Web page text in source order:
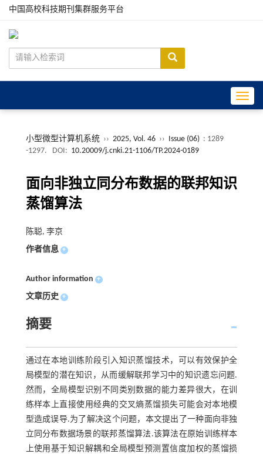
中国高校科技期刊集群服务平台
小型微型计算机系统 ›› 2025, Vol. 46 ›› Issue (06) : 1289
-1297.
DOI: 10.20009/j.cnki.21-1106/TP.2024-0189
面向非独立同分布数据的联邦知识
蒸馏算法
陈聪, 李京
作者信息 +
Author information +
文章历史 +
摘要
通过在本地训练阶段引入知识蒸馏技术，可以有效保护全
局模型的潜在知识，从而缓解联邦学习中的知识遗忘问题.
然而，全局模型识别不同类别数据的能力差异很大，在训
练样本上直接使用经典的交叉熵蒸馏损失可能会对本地模
型造成误导.为了解决这个问题，本文提出了一种面向非独
立同分布数据场景的联邦蒸馏算法.该算法在原始训练样本
上使用基于知识解耦和全局模型预测置信度加权的蒸馏损